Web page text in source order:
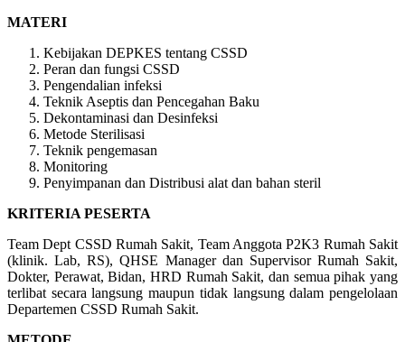
MATERI
Kebijakan DEPKES tentang CSSD
Peran dan fungsi CSSD
Pengendalian infeksi
Teknik Aseptis dan Pencegahan Baku
Dekontaminasi dan Desinfeksi
Metode Sterilisasi
Teknik pengemasan
Monitoring
Penyimpanan dan Distribusi alat dan bahan steril
KRITERIA PESERTA
Team Dept CSSD Rumah Sakit, Team Anggota P2K3 Rumah Sakit
(klinik. Lab, RS), QHSE Manager dan Supervisor Rumah Sakit,
Dokter, Perawat, Bidan, HRD Rumah Sakit, dan semua pihak yang
terlibat secara langsung maupun tidak langsung dalam pengelolaan
Departemen CSSD Rumah Sakit.